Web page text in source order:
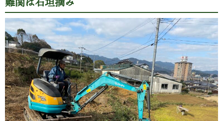
ありがたいことにすこぶるスクスクとご成長!!
『ししゅうか』そのお姿はジジババの心を心底癒してください
ますです!!
もう一つおまけに